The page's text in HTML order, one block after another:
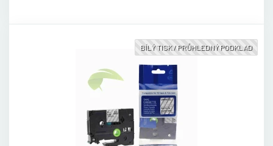
BÍLÝ TISK / PRŮHLEDNÝ PODKLAD